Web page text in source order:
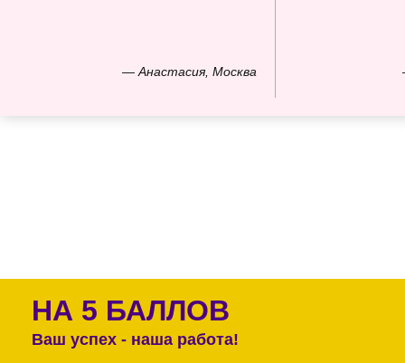
— Анастасия, Москва
НА 5 БАЛЛОВ
Ваш успех - наша работа!